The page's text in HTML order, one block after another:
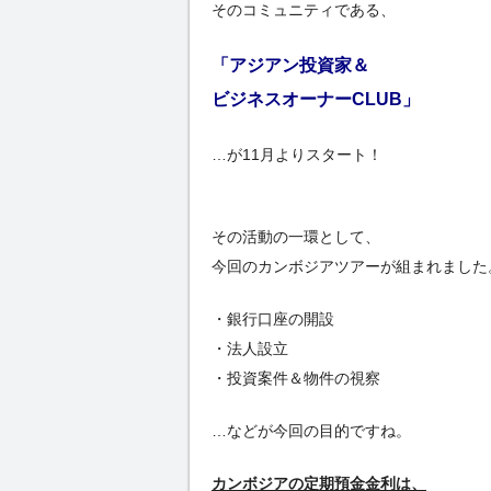
そのコミュニティである、
「アジアン投資家＆
ビジネスオーナーCLUB」
…が11月よりスタート！
その活動の一環として、
今回のカンボジアツアーが組まれました
・銀行口座の開設
・法人設立
・投資案件＆物件の視察
…などが今回の目的ですね。
カンボジアの定期預金金利は、